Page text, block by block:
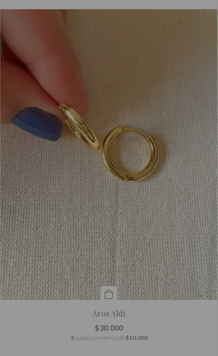
Aros Aldi
$30.000
3cuotas sin interés de $10.000